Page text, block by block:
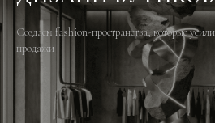
Создаем fashion-пространства, которые
продажи